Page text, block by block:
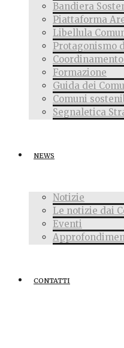
Bandiera
Piattaforma
Libellula
Protagonismo
Formazione
Guida dei
Comuni
Segnaletica
NEWS
Notizie
Le notizie dai
Eventi
CONTATTI